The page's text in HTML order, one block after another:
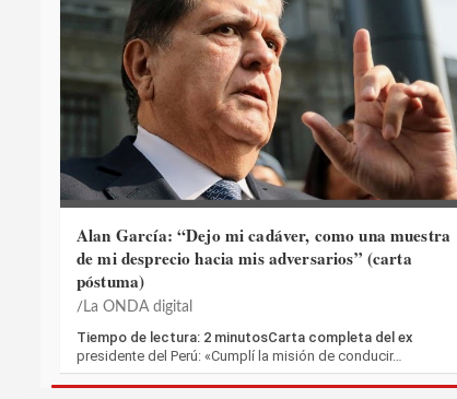
Alan García: “Dejo mi cadáver, como una muestra
de mi desprecio hacia mis adversarios” (carta
póstuma)
La ONDA digital
Tiempo de lectura: 2 minutosCarta completa del ex
presidente del Perú: «Cumplí la misión de conducir…